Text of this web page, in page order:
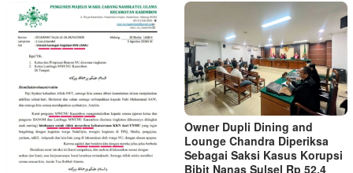
Owner Dupli Dining and
Lounge Chandra Diperiksa
Sebagai Saksi Kasus Korupsi
Bibit Nanas Sulsel Rp 52,4